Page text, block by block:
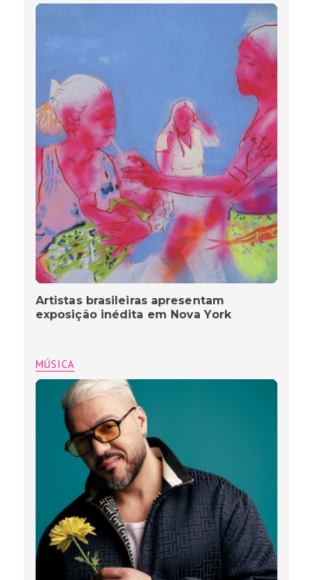
Artistas brasileiras apresentam
exposição inédita em Nova York
MÚSICA